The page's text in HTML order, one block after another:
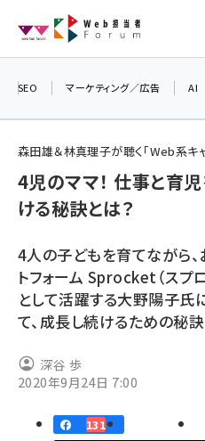
ン
seo (3523)
youtube (2429)
note (2312)
セミナー (2303)
z世代 (1622)
llmo (1161)
SEO マーケティング／広告 AI
森田雄＆林真理子が聴く「Web系キ
4児のママ！ 仕事と育
ける秘訣とは？
4人の子どもを育てながら、
トフォーム Sprocket（スプ
として活躍する大野陽子氏
て、成長し続けるための秘訣
深谷 歩
2020年9月24日 7:00
131